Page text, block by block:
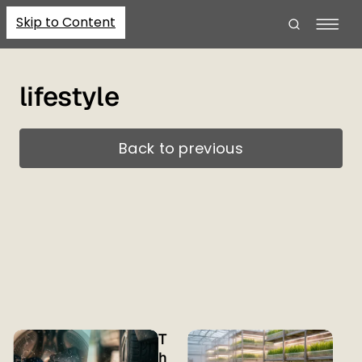
Skip to Content
lifestyle
Back to previous
P
o
T
h